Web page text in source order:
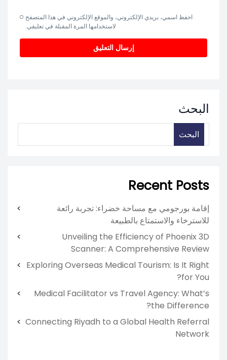
احفظ اسمي، بريدي الإلكتروني، والموقع الإلكتروني في هذا المتصفح
لاستخدامها المرة المقبلة في تعليقي.
البحث
البحث
Recent Posts
إقامة بورجومي مع مساحة خضراء: تجربة رائعة
للاسترخاء والاستمتاع بالطبيعة
Unveiling the Efficiency of Phoenix 3D
Scanner: A Comprehensive Review
Exploring Overseas Medical Tourism: Is It Right
for You?
Medical Facilitator vs Travel Agency: What’s
the Difference?
Connecting Riyadh to a Global Health Referral
Network